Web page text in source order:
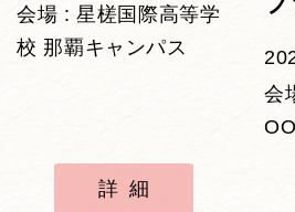
会場 : 星槎国際高等学
校 那覇キャンパス
詳細
会